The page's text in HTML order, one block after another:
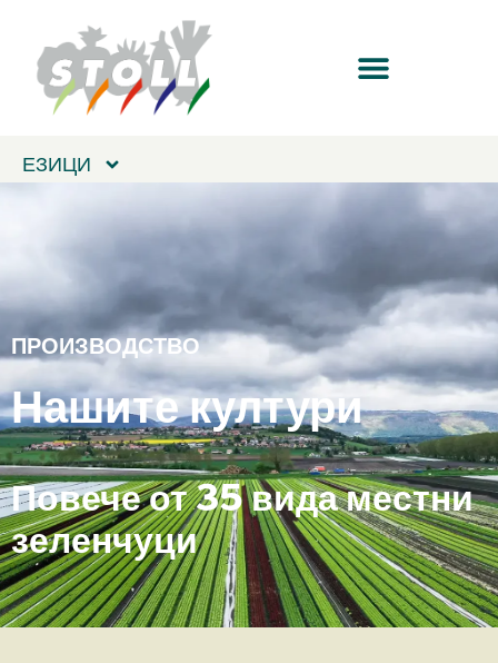
ЕЗИЦИ
ПРОИЗВОДСТВО
Нашите култури
Повече от 35 вида местни
зеленчуци